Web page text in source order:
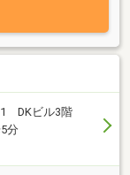
1 DKビル3階
分